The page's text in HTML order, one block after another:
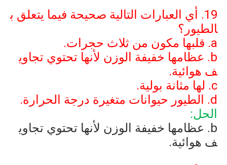
19. أي العبارات التالية صحيحة فيما يتعلق ب
الطيور؟
a. قلبها مكون من ثلاث حجرات.
b. عظامها خفيفة الوزن لأنها تحتوي تجاوي
ف هوائية.
c. لها مثانة بولية.
d. الطيور حيوانات متغيرة درجة الحرارة.
الحل:
b. عظامها خفيفة الوزن لأنها تحتوي تجاوي
ف هوائية.